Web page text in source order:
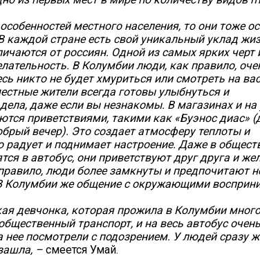
местного населения, то они тоже
каждой стране есть свой уникальный уклад
от россиян. Одной из самых ярких черт
В Колумбии люди, как правило,
никто не будет хмуриться или смотреть на
жители всегда готовы улыбнуться и
дела, даже если вы незнакомы. В магазинах и на
приветствиями, такими как «Буэнос диас»
вечер). Это создает атмосферу теплоты и
радует и поднимает настроение. Даже в
в автобус, они приветствуют друг друга и
люди более замкнуты и предпочитают
Колумбии же общение с окружающими
девчонка, которая прожила в Колумбии
транспорт, и на весь автобус
нее посмотрели с подозрением. У людей сразу
– смеется Умай.